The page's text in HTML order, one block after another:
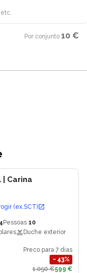
Por conjunto·10 €
| Carina
(ex.SCT)
4 Pessoas 10
Duche exterior
Preco para 7 dias
− 43%
1.050 €599 €